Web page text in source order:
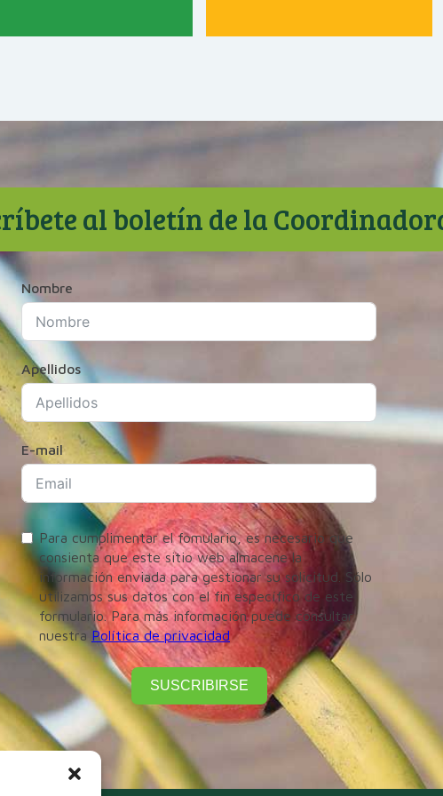
al boletín de la
Nombre
Apellidos
E-mail
Para cumplimentar el fomulario, es necesario que
consienta que este sitio web almacene la
información enviada para gestionar su solicitud. Sólo
utilizamos sus datos con el fin específico de este
formulario. Para más información puede consultar
nuestra Política de privacidad
SUSCRIBIRSE